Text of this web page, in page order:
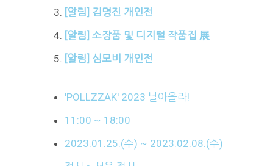
[알림] 김명진 개인전
[알림] 소장품 및 디지털 작품집 展
[알림] 심모비 개인전
'POLLZZAK' 2023 날아올라!
11:00 ~ 18:00
2023.01.25.(수) ~ 2023.02.08.(수)